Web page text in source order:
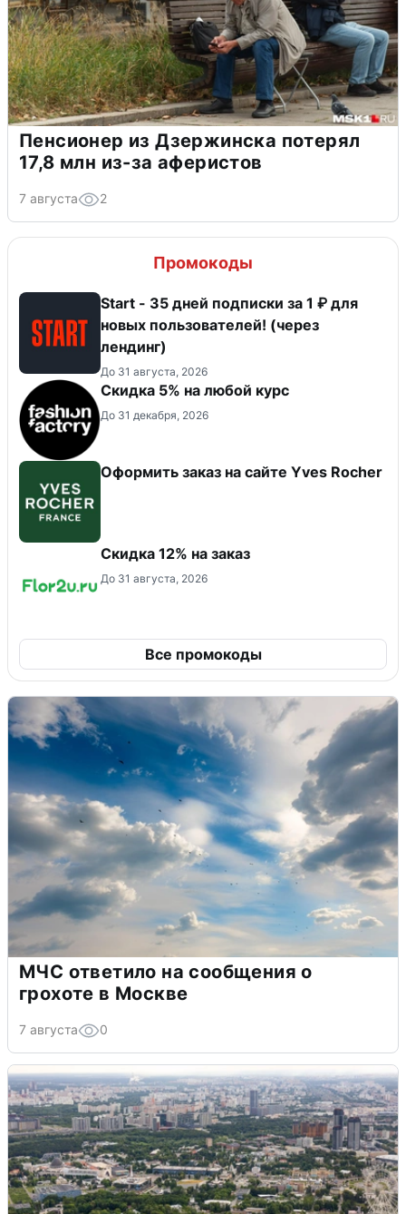
Пенсионер из Дзержинска потерял
17,8 млн из-за аферистов
7 августа 2
Промокоды
Start - 35 дней подписки за 1 ₽ для
новых пользователей! (через
лендинг)
До 31 августа, 2026
Скидка 5% на любой курс
До 31 декабря, 2026
Оформить заказ на сайте Yves Rocher
Скидка 12% на заказ
До 31 августа, 2026
Все промокоды
МЧС ответило на сообщения о
грохоте в Москве
7 августа 0